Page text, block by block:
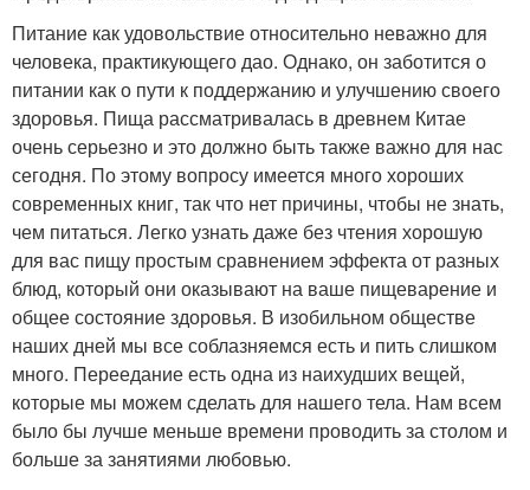
Питание как удовольствие относительно неважно для
человека, практикующего дао. Однако, он заботится о
питании как о пути к поддержанию и улучшению своего
здоровья. Пища рассматривалась в древнем Китае
очень серьезно и это должно быть также важно для нас
сегодня. По этому вопросу имеется много хороших
современных книг, так что нет причины, чтобы не знать,
чем питаться. Легко узнать даже без чтения хорошую
для вас пищу простым сравнением эффекта от разных
блюд, который они оказывают на ваше пищеварение и
общее состояние здоровья. В изобильном обществе
наших дней мы все соблазняемся есть и пить слишком
много. Переедание есть одна из наихудших вещей,
которые мы можем сделать для нашего тела. Нам всем
было бы лучше меньше времени проводить за столом и
больше за занятиями любовью.